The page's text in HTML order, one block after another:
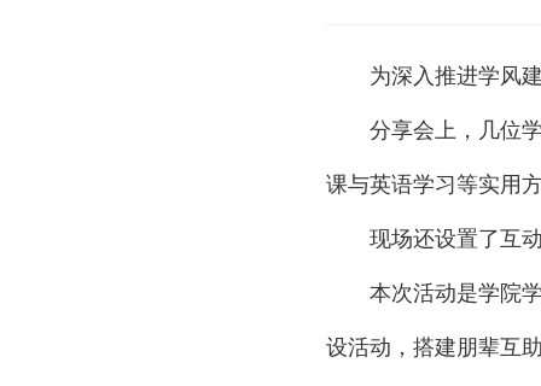
为深入推进学风
分享会上，几位
课与英语学习等实用
现场还设置了互
本次活动是学院
设活动，搭建朋辈互